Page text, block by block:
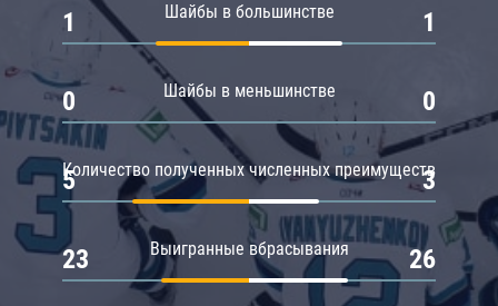
Шайбы в большинстве
1 1
Шайбы в меньшинстве
0 0
Количество полученных численных преимуществ
5 3
Выигранные вбрасывания
23 26